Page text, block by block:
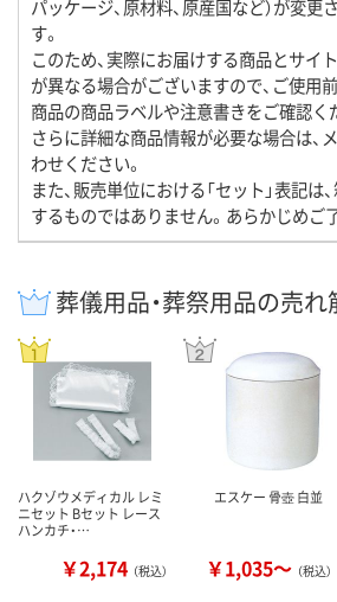
パッケージ、原材料、原産国など）が変
す。
このため、実際にお届けする商品とサイ
が異なる場合がございますので、ご使用
商品の商品ラベルや注意書きをご確認く
さらに詳細な商品情報が必要な場合は、
わせください。
また、販売単位における「セット」表記は
するものではありません。あらかじめご
葬儀用品・葬祭用品の売
ハクゾウメディカル レミ
ニセット Bセット レース
ハンカチ・…
￥2,174 （税込）
エスケー 骨壺 白並
￥1,035～ （税込）